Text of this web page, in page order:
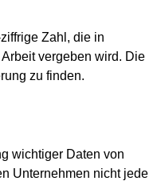
Zahl, die in
vergeben wird. Die
zu finden.
wichtiger Daten von
Unternehmen nicht jede